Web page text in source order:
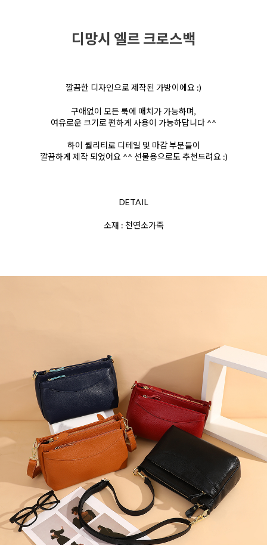
디망시 엘르 크로스백
깔끔한 디자인으로 제작된 가방이에요 :)
구애없이 모든 룩에 매치가 가능하며,
여유로운 크기로 편하게 사용이 가능하답니다 ^^
하이 퀄리티로 디테일 및 마감 부분들이
깔끔하게 제작 되었어요 ^^ 선물용으로도 추천드려요 :)
DETAIL
소재 : 천연소가죽